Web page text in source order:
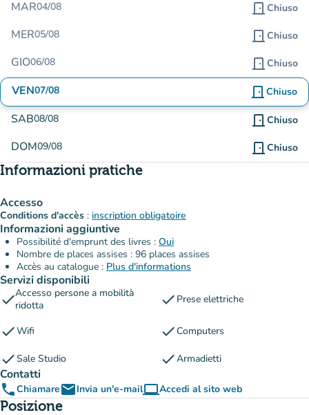
MAR04/08 door_front Chiuso
MER05/08 door_front Chiuso
GIO06/08 door_front Chiuso
VEN07/08 door_front Chiuso
SAB08/08 door_front Chiuso
DOM09/08 door_front Chiuso
Informazioni pratiche
Accesso
Conditions d'accès : inscription obligatoire
Informazioni aggiuntive
Possibilité d'emprunt des livres : Oui
Nombre de places assises : 96 places assises
Accès au catalogue : Plus d'informations
Servizi disponibili
checkAccesso persone a mobilità
ridotta
check Prese elettriche
checkWifi checkComputers
checkSale Studio checkArmadietti
Contatti
phoneChiamareemailInvia un'e-mailcomputerAccedi al sito web
(nuova scheda)
Posizione